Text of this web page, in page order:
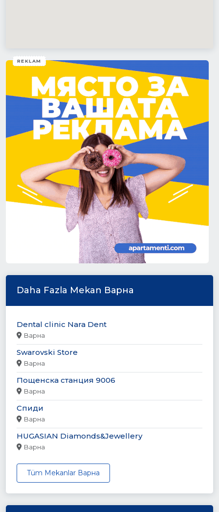
REKLAM
Daha Fazla Mekan Варна
Dental clinic Nara Dent
Варна
Swarovski Store
Варна
Пощенска станция 9006
Варна
Спиди
Варна
HUGASIAN Diamonds&Jewellery
Варна
Tüm Mekanlar Варна